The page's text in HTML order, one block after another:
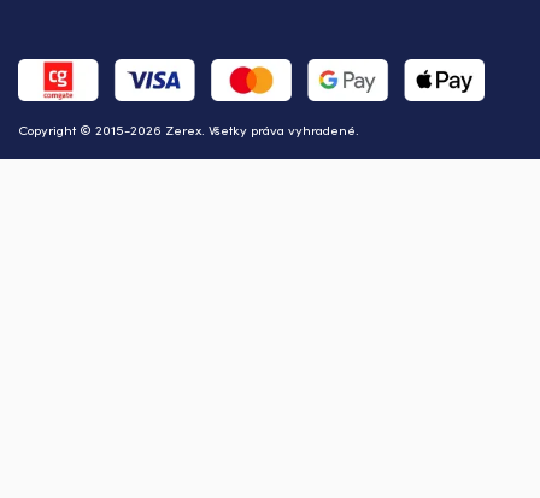
Copyright © 2015-2026 Zerex. Všetky práva vyhradené.